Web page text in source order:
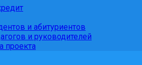
и абитуриентов
и руководителей
проекта